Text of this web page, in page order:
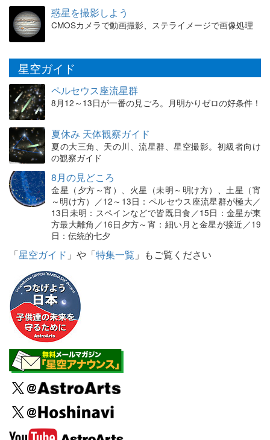
惑星を撮影しよう
CMOSカメラで動画撮影、ステライメージで画像処理
星空ガイド
ペルセウス座流星群
8月12～13日が一番の見ごろ。月明かりゼロの好条件！
夏休み 天体観察ガイド
夏の大三角、天の川、流星群、星空撮影。初級者向け
の観察ガイド
8月の見どころ
金星（夕方～宵）、火星（未明～明け方）、土星（宵
～明け方）／12～13日：ペルセウス座流星群が極大／
13日未明：スペインなどで皆既日食／15日：金星が東
方最大離角／16日夕方～宵：細い月と金星が接近／19
日：伝統的七夕
「星空ガイド 」や「特集一覧 」もご覧ください